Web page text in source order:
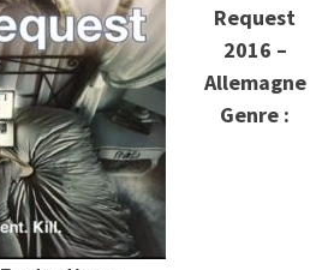
Request
2016 –
Allemagne
Genre :